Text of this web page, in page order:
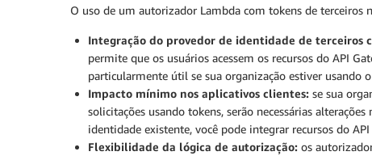
O uso de um autorizador Lambda com tokens de terceiros
Integração do provedor de identidade de terceiros
permite que os usuários acessem os recursos do API
particularmente útil se sua organização estiver usando
Impacto mínimo nos aplicativos clientes: se sua
solicitações usando tokens, serão necessárias
identidade existente, você pode integrar recursos do
Flexibilidade da lógica de autorização: os